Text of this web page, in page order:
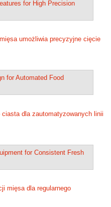
umożliwia precyzyjne cięcie
dla zautomatyzowanych linii
mięsa dla regularnego